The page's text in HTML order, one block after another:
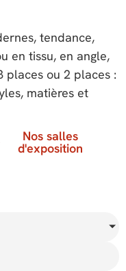
tendance,
en tissu, en angle,
places ou 2 places :
matières et
Nos salles
d'exposition